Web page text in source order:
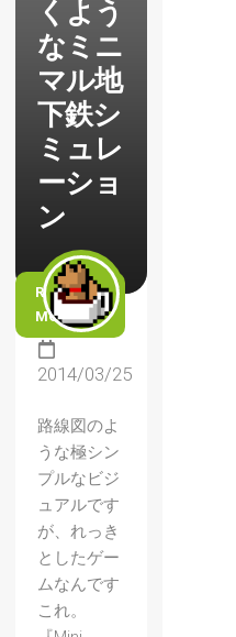
くよう
なミニ
マル地
下鉄シ
ミュレ
ーショ
ン
READ
MORE
2014/03/25
路線図のよ
うな極シン
プルなビジ
ュアルです
が、れっき
としたゲー
ムなんです
これ。